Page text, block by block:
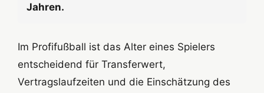
Jahren.
Im Profifußball ist das Alter eines Spielers
entscheidend für Transferwert,
Vertragslaufzeiten und die Einschätzung des